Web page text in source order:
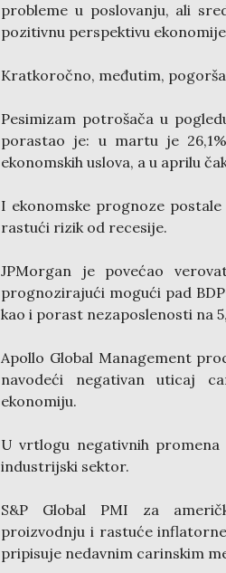
probleme u poslovanju, ali
pozitivnu perspektivu
Kratkoročno, međutim,
Pesimizam potrošača u
porastao je: u martu je
ekonomskih uslova, a u aprilu
I ekonomske prognoze
rastući rizik od recesije.
JPMorgan je povećao
prognozirajući mogući pad
kao i porast nezaposlenosti na
Apollo Global Management
navodeći negativan uticaj
ekonomiju.
U vrtlogu negativnih promena
industrijski sektor.
S&P Global PMI za
proizvodnju i rastuće
pripisuje nedavnim carinskim